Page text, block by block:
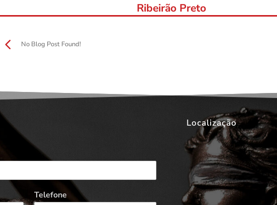
Ribeirão Preto
No Blog Post Found!
Telefone
Localização